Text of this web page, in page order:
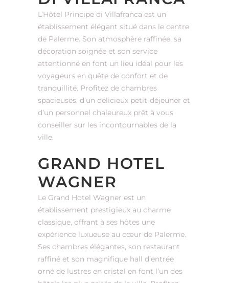
L’Hôtel Principe di Villafranca est un
établissement élégant situé dans le centre
de Palerme. Son atmosphère raffinée, sa
décoration soignée et son service
attentionné en font un lieu idéal pour les
voyageurs en quête de confort et de
tranquillité. Profitez de chambres
spacieuses, d’un délicieux petit-déjeuner et
d’un personnel chaleureux prêt à vous
conseiller sur les incontournables de la
ville.
GRAND HOTEL
WAGNER
Le Grand Hotel Wagner est un
établissement prestigieux au charme
classique, offrant à ses hôtes une
expérience luxueuse au cœur de Palerme.
Ses chambres élégantes, son restaurant
raffiné et son magnifique hall d’entrée
orné de lustres en cristal en font l’un des